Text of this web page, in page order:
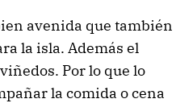
avenida que también
la isla. Además el
Por lo que lo
la comida o cena